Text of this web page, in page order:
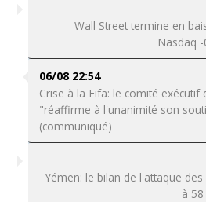
Wall Street termine en
Nasdaq
06/08 22:54
Crise à la Fifa: le comité exécutif
"réaffirme à l'unanimité son
(communiqué)
Yémen: le bilan de l'attaque
à